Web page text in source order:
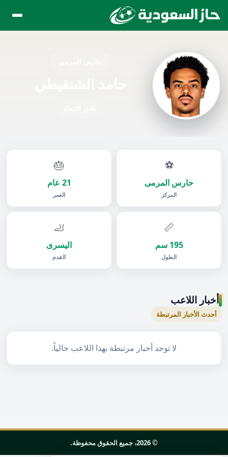
⚽
حارس المرمى
المركز
🎂
21 عام
العمر
📏
195 سم
الطول
🦶
اليسرى
القدم
أخبار اللاعب
أحدث الأخبار المرتبطة
لا توجد أخبار مرتبطة بهذا اللاعب حالياً.
© 2026، جميع الحقوق محفوظة.